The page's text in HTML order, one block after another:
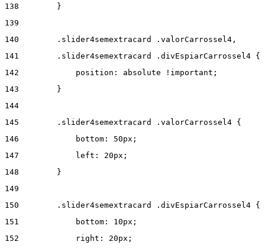
138
        }
139
140
        .slider4semextracard .valorCarrossel4,
141
        .slider4semextracard .divEspiarCarrossel4 {
142
            position: absolute !important;
143
        }
144
145
        .slider4semextracard .valorCarrossel4 {
146
            bottom: 50px;
147
            left: 20px;
148
        }
149
150
        .slider4semextracard .divEspiarCarrossel4 {
151
            bottom: 10px;
152
            right: 20px;